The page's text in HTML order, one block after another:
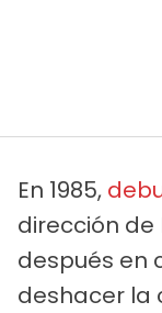
En 1985,
dirección de
después en
deshacer la